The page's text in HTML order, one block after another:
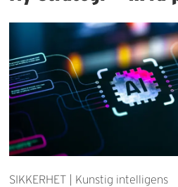
SIKKERHET | Kunstig intelligens